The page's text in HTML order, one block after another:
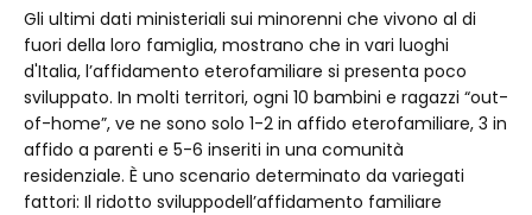
Gli ultimi dati ministeriali sui minorenni che vivono al di
fuori della loro famiglia, mostrano che in vari luoghi
d'Italia, l’affidamento eterofamiliare si presenta poco
sviluppato. In molti territori, ogni 10 bambini e ragazzi “out-
of-home”, ve ne sono solo 1-2 in affido eterofamiliare, 3 in
affido a parenti e 5-6 inseriti in una comunità
residenziale. È uno scenario determinato da variegati
fattori: Il ridotto sviluppodell’affidamento familiare